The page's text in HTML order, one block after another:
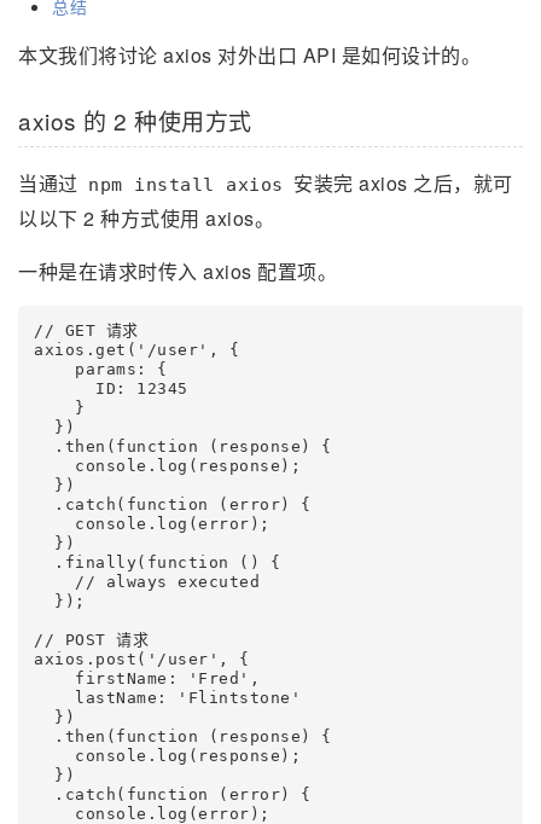
总结
本文我们将讨论 axios 对外出口 API 是如何设计的。
axios 的 2 种使用方式
当通过 npm install axios
安装完 axios 之后，就可
以以下 2 种方式使用 axios。
一种是在请求时传入 axios 配置项。
// GET 请求
axios.get('/user', {
    params: {
      ID: 12345
    }
  })
  .then(function (response) {
    console.log(response);
  })
  .catch(function (error) {
    console.log(error);
  })
  .finally(function () {
    // always executed
  });
// POST 请求
axios.post('/user', {
    firstName: 'Fred',
    lastName: 'Flintstone'
  })
  .then(function (response) {
    console.log(response);
  })
  .catch(function (error) {
    console.log(error);